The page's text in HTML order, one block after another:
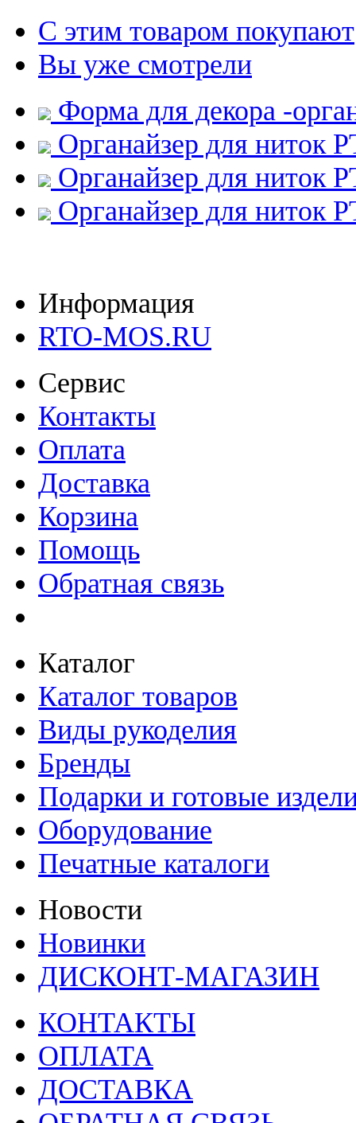
С этим товаром покупают
Вы уже смотрели
Форма для декора -
Органайзер для ниток
Органайзер для ниток
Органайзер для ниток
Информация
RTO-MOS.RU
Сервис
Контакты
Оплата
Доставка
Корзина
Помощь
Обратная связь
Каталог
Каталог товаров
Виды рукоделия
Бренды
Подарки и готовые
Оборудование
Печатные каталоги
Новости
Новинки
ДИСКОНТ-МАГАЗИН
КОНТАКТЫ
ОПЛАТА
ДОСТАВКА